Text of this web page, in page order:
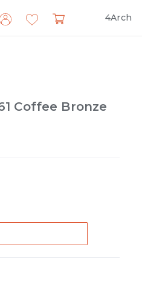
4Arch
Coffee Bronze